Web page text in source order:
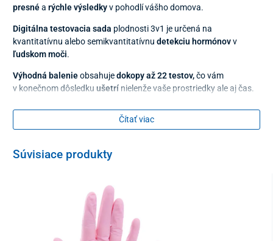
presnéa rýchle výsledkyv pohodlí vášho domova.
Digitálna testovacia sada plodnosti 3v1 je určená na
kvantitatívnu alebo semikvantitatívnu detekciu hormónovv
ľudskom moči.
Výhodná balenieobsahujedokopy až 22 testov,čo vám
v konečnom dôsledku ušetrí nielenže vaše prostriedky ale aj čas.
Využitie
predpovedanie času ovuláciea
koncentrácie hormónu LH)
(vďaka detekcii zvýšených hladín hormónu hCG)
testovanie zníženej plodnosti
vaječníkov (deteguje zvýšenú hladinu
hormónu (FSH) stimulujúceho folikuly)
Čítať viac
Súvisiace produkty